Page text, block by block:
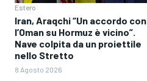
Estero
Iran, Araqchi “Un accordo con
l’Oman su Hormuz è vicino”.
Nave colpita da un proiettile
nello Stretto
8 Agosto 2026